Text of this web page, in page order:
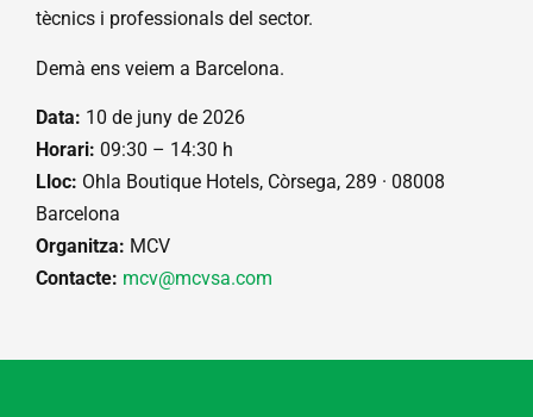
tècnics i professionals del sector.
Demà ens veiem a Barcelona.
Data: 10 de juny de 2026
Horari: 09:30 – 14:30 h
Lloc: Ohla Boutique Hotels, Còrsega, 289 · 08008
Barcelona
Organitza: MCV
Contacte: mcv@mcvsa.com